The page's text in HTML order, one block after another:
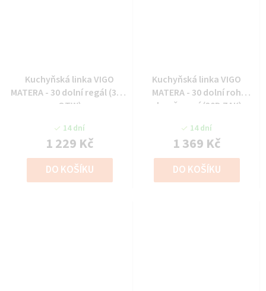
Kuchyňská linka VIGO
MATERA - 30 dolní regál (30 D
OTW)
14 dní
1 229 Kč
DO KOŠÍKU
Kuchyňská linka VIGO
MATERA - 30 dolní roh
ukončovací (30D ZAK)
14 dní
1 369 Kč
DO KOŠÍKU